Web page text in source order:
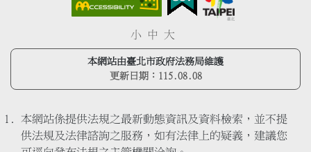
小 中 大
本網站由臺北市政府法務局維護
更新日期： 115.08.08
本網站係提供法規之最新動態資訊及資料檢索，並不提
供法規及法律諮詢之服務，如有法律上的疑義，建議您